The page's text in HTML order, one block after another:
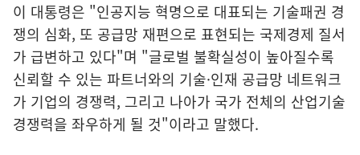
이 대통령은 "인공지능 혁명으로 대표되는 기술패권 경
쟁의 심화, 또 공급망 재편으로 표현되는 국제경제 질서
가 급변하고 있다"며 "글로벌 불확실성이 높아질수록
신뢰할 수 있는 파트너와의 기술·인재 공급망 네트워크
가 기업의 경쟁력, 그리고 나아가 국가 전체의 산업기술
경쟁력을 좌우하게 될 것"이라고 말했다.